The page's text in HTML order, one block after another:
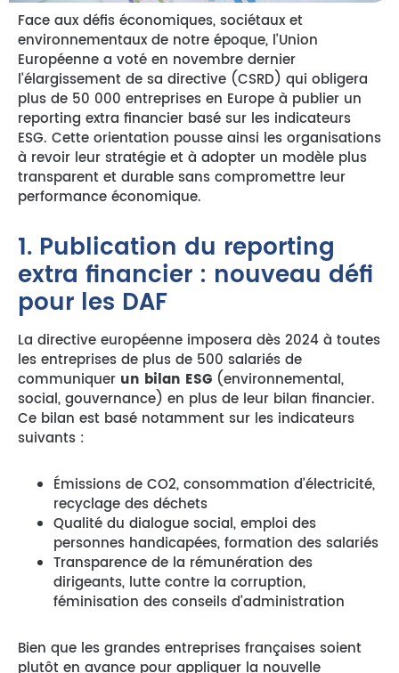
Face aux défis économiques, sociétaux et
environnementaux de notre époque, l’Union
Européenne a voté en novembre dernier
l’élargissement de sa directive (CSRD) qui obligera
plus de 50 000 entreprises en Europe à publier un
reporting extra financier basé sur les indicateurs
ESG. Cette orientation pousse ainsi les organisations
à revoir leur stratégie et à adopter un modèle plus
transparent et durable sans compromettre leur
performance économique.
1. Publication du reporting
extra financier : nouveau défi
pour les DAF
La directive européenne imposera dès 2024 à toutes
les entreprises de plus de 500 salariés de
communiquer un bilan ESG (environnemental,
social, gouvernance) en plus de leur bilan financier.
Ce bilan est basé notamment sur les indicateurs
suivants :
Émissions de CO2, consommation d’électricité,
recyclage des déchets
Qualité du dialogue social, emploi des
personnes handicapées, formation des salariés
Transparence de la rémunération des
dirigeants, lutte contre la corruption,
féminisation des conseils d’administration
Bien que les grandes entreprises françaises soient
plutôt en avance pour appliquer la nouvelle